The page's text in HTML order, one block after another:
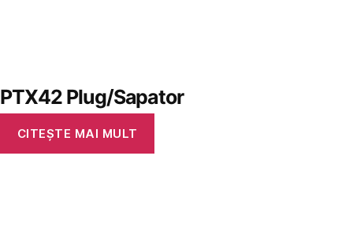
PTX42 Plug/Sapator
CITEȘTE MAI MULT